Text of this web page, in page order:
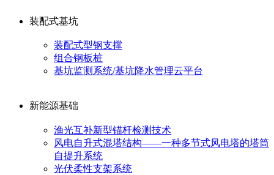
装配式基坑
装配式型钢支撑
组合钢板桩
基坑监测系统/基坑降水管理云平台
新能源基础
渔光互补新型锚杆检测技术
风电自升式混塔结构——一种多节式风电塔的塔筒
自提升系统
光伏柔性支架系统